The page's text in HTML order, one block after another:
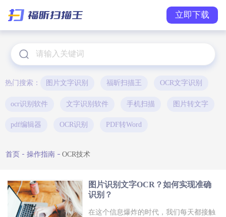
立即下载
热门搜索： 图片文字识别 福昕扫描王 OCR文字识别
ocr识别软件 文字识别软件 手机扫描 图片转文字
pdf编辑器 OCR识别 PDF转Word
首页 操作指南 OCR技术
图片识别文字OCR？如何实现准确
识别？
在这个信息爆炸的时代，我们每天都接触